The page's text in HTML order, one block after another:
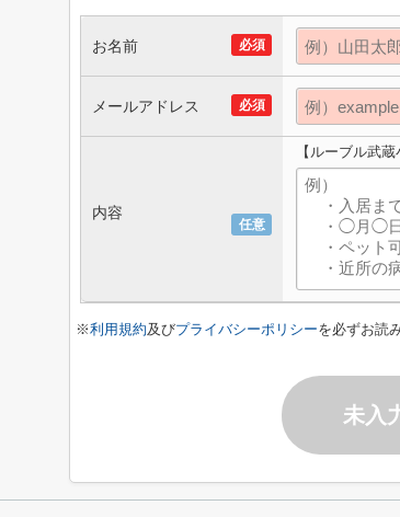
必須
お名前
必須
メールアドレス
任意
内容
【ルーブル武
※利用規約及びプライバシーポリシーを必ずお読
未入